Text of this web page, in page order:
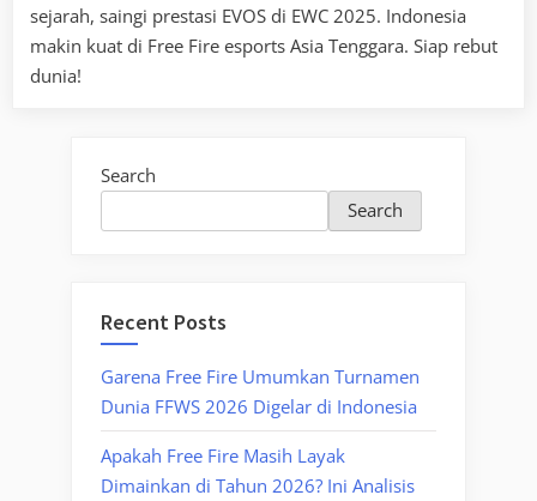
sejarah, saingi prestasi EVOS di EWC 2025. Indonesia
makin kuat di Free Fire esports Asia Tenggara. Siap rebut
dunia!
Search
Search
Recent Posts
Garena Free Fire Umumkan Turnamen
Dunia FFWS 2026 Digelar di Indonesia
Apakah Free Fire Masih Layak
Dimainkan di Tahun 2026? Ini Analisis